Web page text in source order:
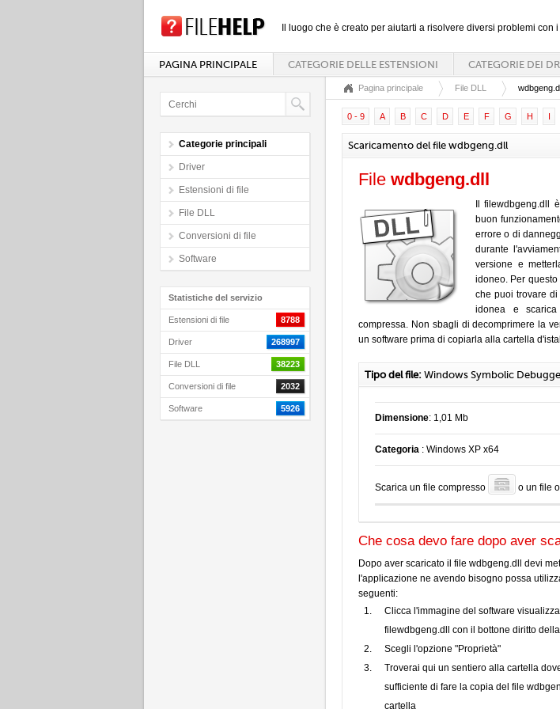
Il luogo che è creato per aiutarti a risolvere diversi problemi con
PAGINA PRINCIPALE CATEGORIE DELLE ESTENSIONI CATEGORIE DEI
Categorie principali
Driver
Estensioni di file
File DLL
Conversioni di file
Software
Statistiche del servizio
Estensioni di file 8788
Driver 268997
File DLL 38223
Conversioni di file 2032
Software 5926
Pagina principale File DLL
0 - 9 A B C D E F G H I
Scaricamento del file wdbgeng.dll
File wdbgeng.dll
Il filewdbgeng.dll
buon
errore o di
durante
versione e
idoneo. Per
che puoi trovare
idonea e
compressa. Non sbagli di decomprimere la
un software prima di copiarla alla cartella
Tipo del file: Windows Symbolic
Dimensione: 1,01 Mb
Categoria : Windows XP x64
Scarica un file compresso o un file
Che cosa devo fare dopo aver
Dopo aver scaricato il file wdbgeng.dll devi
l'applicazione ne avendo bisogno possa
seguenti:
Clicca l'immagine del software
filewdbgeng.dll con il bottone diritto
Scegli l'opzione "Proprietà"
Troverai qui un sentiero alla cartella
sufficiente di fare la copia del file
cartella